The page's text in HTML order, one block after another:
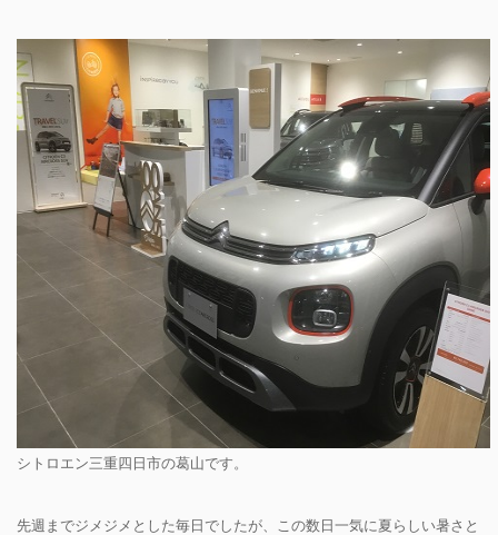
シトロエン三重四日市の葛山です。
先週までジメジメとした毎日でしたが、この数日一気に夏らしい暑さと